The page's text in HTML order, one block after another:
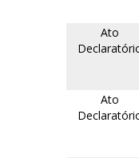
Ato
Ato